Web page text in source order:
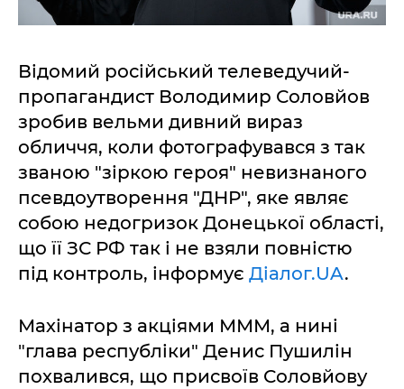
Відомий російський телеведучий-
пропагандист Володимир Соловйов
зробив вельми дивний вираз
обличчя, коли фотографувався з так
званою "зіркою героя" невизнаного
псевдоутворення "ДНР", яке являє
собою недогризок Донецької області,
що її ЗС РФ так і не взяли повністю
під контроль, інформує Діалог.UA.
Махінатор з акціями МММ, а нині
"глава республіки" Денис Пушилін
похвалився, що присвоїв Соловйову